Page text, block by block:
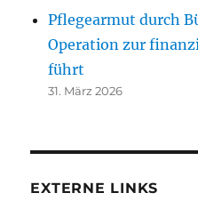
Pflegearmut durch
Operation zur
führt
31. März 2026
EXTERNE LINKS